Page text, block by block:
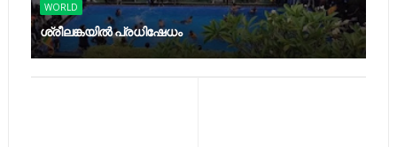
WORLD
ശ്രീലങ്കയില്‍ പ്രധിഷേധം